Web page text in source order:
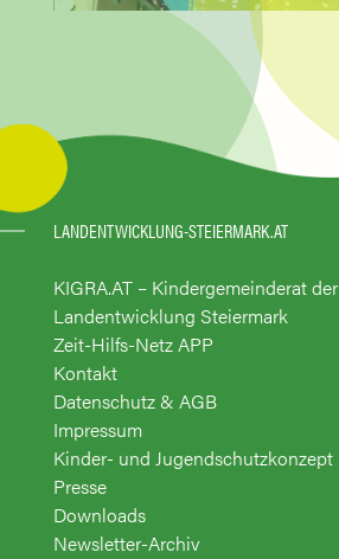
LANDENTWICKLUNG-STEIERMARK.AT
KIGRA.AT – Kindergemeinderat der
Landentwicklung Steiermark
Zeit-Hilfs-Netz APP
Kontakt
Datenschutz & AGB
Impressum
Kinder- und Jugendschutzkonzept
Presse
Downloads
Newsletter-Archiv